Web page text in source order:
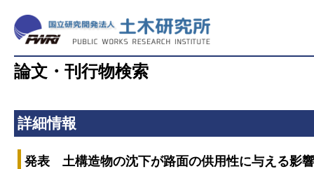
論文・刊行物検索
詳細情報
発表 土構造物の沈下が路面の供用性に与える影